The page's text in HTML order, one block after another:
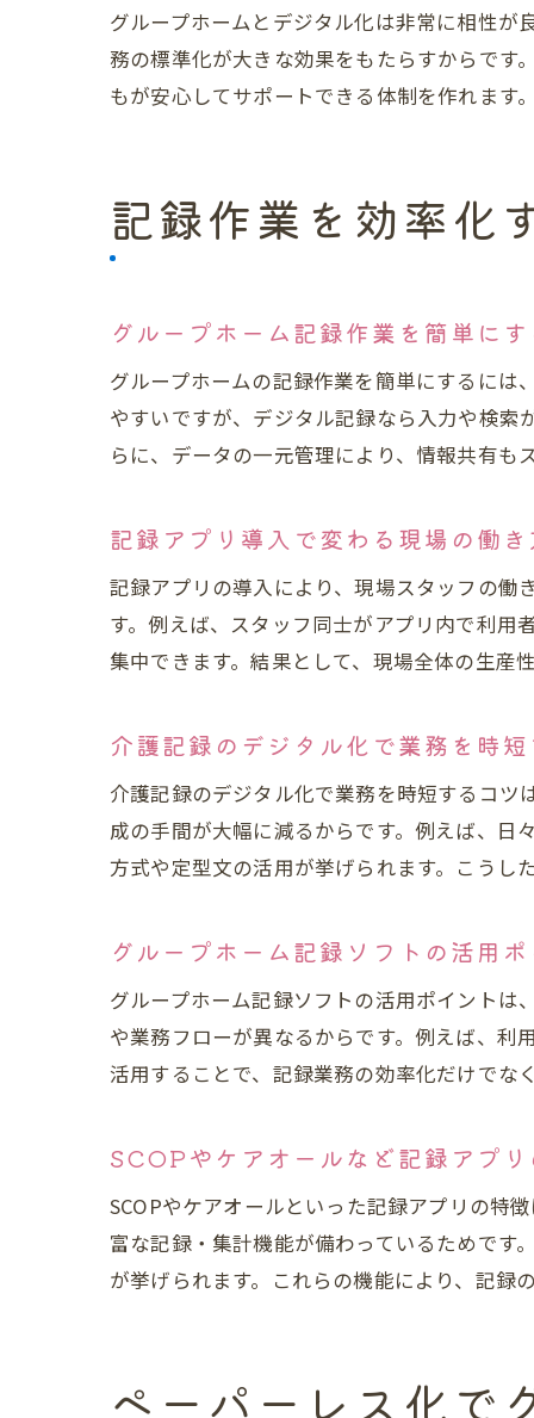
グループホームとデジタル化は非常に相性が
務の標準化が大きな効果をもたらすからです
もが安心してサポートできる体制を作れます
記録作業を効率化
グループホーム記録作業を簡単に
グループホームの記録作業を簡単にするには
やすいですが、デジタル記録なら入力や検索
らに、データの一元管理により、情報共有も
記録アプリ導入で変わる現場の働き
記録アプリの導入により、現場スタッフの働
す。例えば、スタッフ同士がアプリ内で利用
集中できます。結果として、現場全体の生産
介護記録のデジタル化で業務を時短
介護記録のデジタル化で業務を時短するコツ
成の手間が大幅に減るからです。例えば、日
方式や定型文の活用が挙げられます。こうし
グループホーム記録ソフトの活用ポ
グループホーム記録ソフトの活用ポイントは
や業務フローが異なるからです。例えば、利
活用することで、記録業務の効率化だけでな
SCOPやケアオールなど記録アプリ
SCOPやケアオールといった記録アプリの特
富な記録・集計機能が備わっているためです
が挙げられます。これらの機能により、記録
ペーパーレス化で